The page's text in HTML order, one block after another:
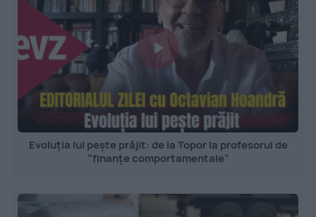
Evoluția lui pește prăjit: de la Topor la profesorul de
”finanțe comportamentale”